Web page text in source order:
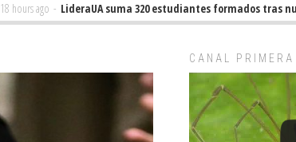
18 hours ago - LideraUA suma 320 estudiantes formados tras
CANAL PRIMERA